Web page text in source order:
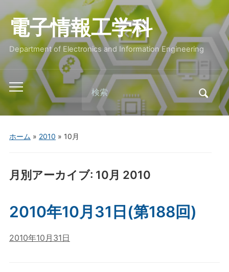
電子情報工学科
Department of Electronics and Information Engineering
Toggle
mobile
menu
Search
for:
ホーム » 2010 » 10月
月別アーカイブ: 10月 2010
2010年10月31日(第188回)
2010年10月31日